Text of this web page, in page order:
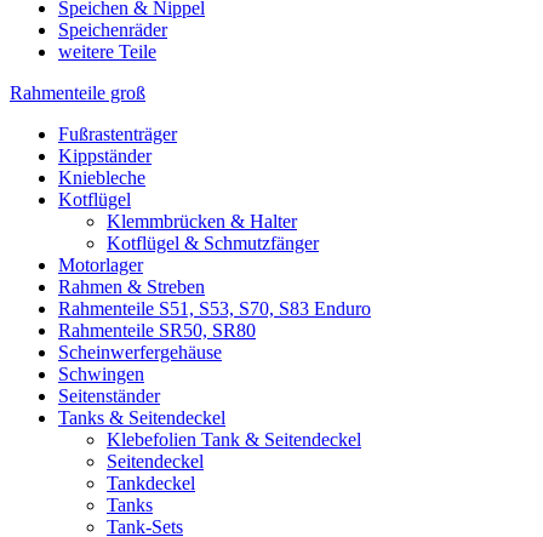
Speichen & Nippel
Speichenräder
weitere Teile
Rahmenteile groß
Fußrastenträger
Kippständer
Kniebleche
Kotflügel
Klemmbrücken & Halter
Kotflügel & Schmutzfänger
Motorlager
Rahmen & Streben
Rahmenteile S51, S53, S70, S83 Enduro
Rahmenteile SR50, SR80
Scheinwerfergehäuse
Schwingen
Seitenständer
Tanks & Seitendeckel
Klebefolien Tank & Seitendeckel
Seitendeckel
Tankdeckel
Tanks
Tank-Sets